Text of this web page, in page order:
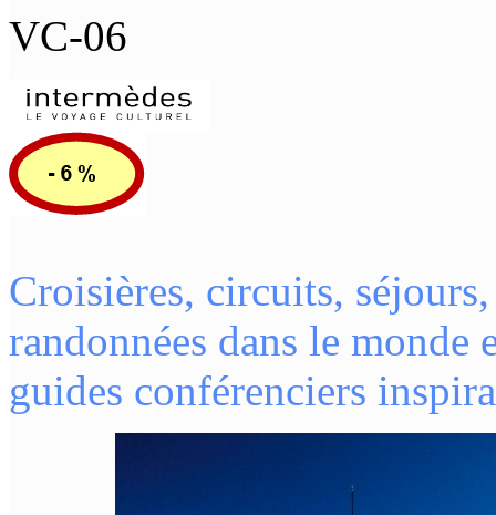
VC-06
Croisières, circuits,
randonnées dans le monde
guides conférenciers